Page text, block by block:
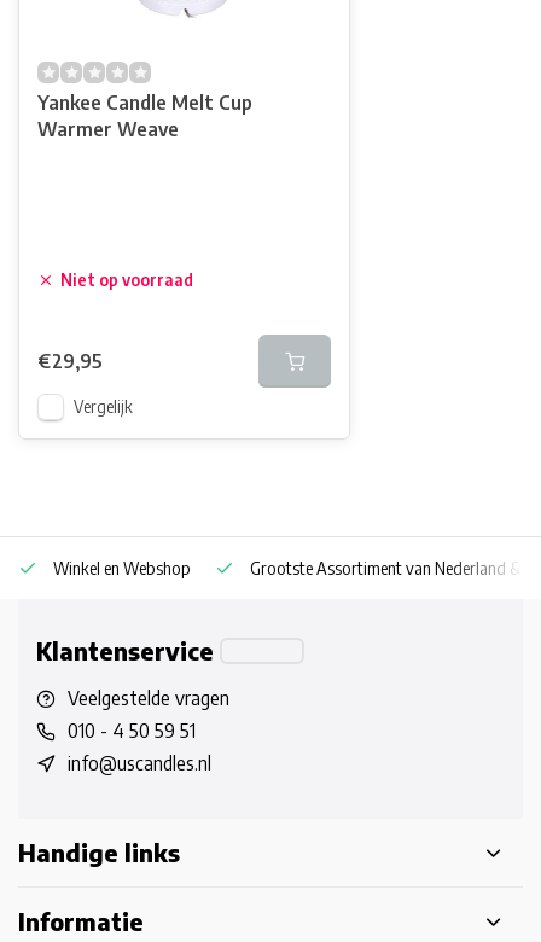
Yankee Candle Melt Cup
Warmer Weave
Niet op voorraad
€29,95
Vergelijk
Winkel en Webshop Grootste Assortiment van Nederland &
Klantenservice
Veelgestelde vragen
010 - 4 50 59 51
info@uscandles.nl
Handige links
Informatie